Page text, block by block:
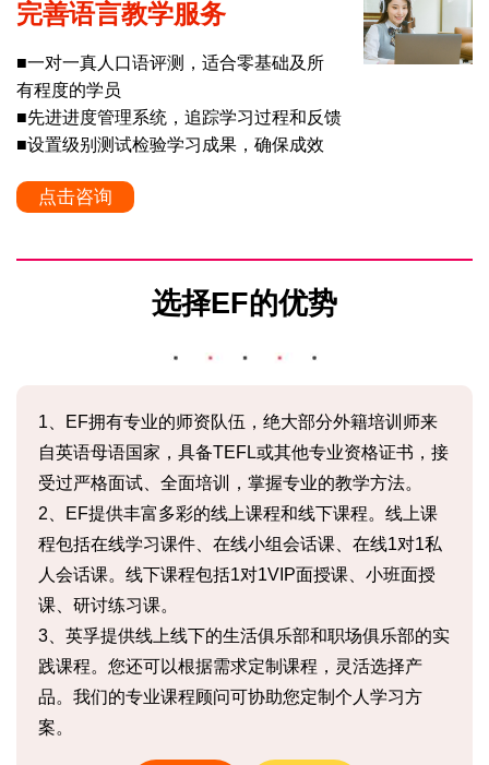
完善语言教学服务
■一对一真人口语评测，适合零基础及所
有程度的学员
■先进进度管理系统，追踪学习过程和反馈
■设置级别测试检验学习成果，确保成效
点击咨询
选择EF的优势
1、EF拥有专业的师资队伍，绝大部分外籍培训师来
自英语母语国家，具备TEFL或其他专业资格证书，接
受过严格面试、全面培训，掌握专业的教学方法。
2、EF提供丰富多彩的线上课程和线下课程。线上课
程包括在线学习课件、在线小组会话课、在线1对1私
人会话课。线下课程包括1对1VIP面授课、小班面授
课、研讨练习课。
3、英孚提供线上线下的生活俱乐部和职场俱乐部的实
践课程。您还可以根据需求定制课程，灵活选择产
品。我们的专业课程顾问可协助您定制个人学习方
案。